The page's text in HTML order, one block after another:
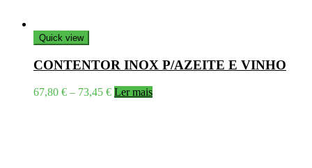
Quick view
CONTENTOR INOX P/AZEITE E VINHO
67,80 € – 73,45 €Price
Ler mais